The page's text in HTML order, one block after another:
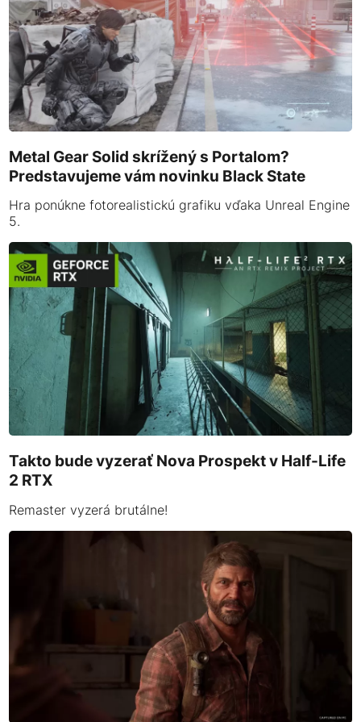
Metal Gear Solid skrížený s Portalom?
Predstavujeme vám novinku Black State
Hra ponúkne fotorealistickú grafiku vďaka Unreal Engine
5.
Takto bude vyzerať Nova Prospekt v Half-Life
2 RTX
Remaster vyzerá brutálne!